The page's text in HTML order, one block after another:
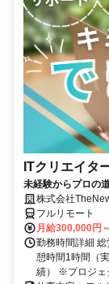
ITクリエイタ
未経験からプロの
株式会社
フルリモート
月給300,000円
勤務時間詳細
憩時間1時間（
績） ※プロジェ